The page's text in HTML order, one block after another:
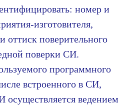
номер и
изготовителя,
оттиск поверительного
поверки СИ.
программного
встроенного в СИ,
осуществляется ведением